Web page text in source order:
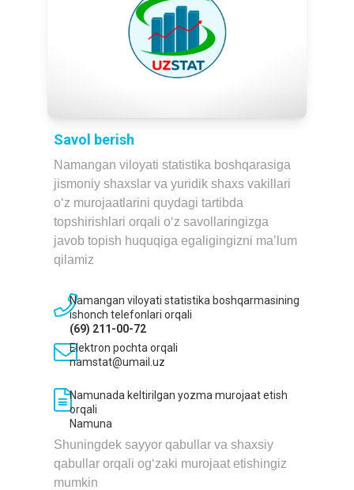
Savol berish
Namangan viloyati statistika boshqarasiga
jismoniy shaxslar va yuridik shaxs vakillari
o‘z murojaatlarini quydagi tartibda
topshirishlari orqali o‘z savollaringizga
javob topish huquqiga egaligingizni ma’lum
qilamiz
Namangan viloyati statistika boshqarmasining
ishonch telefonlari orqali
(69) 211-00-72
Elektron pochta orqali
namstat@umail.uz
Namunada keltirilgan yozma murojaat etish
orqali
Namuna
Shuningdek sayyor qabullar va shaxsiy
qabullar orqali og‘zaki murojaat etishingiz
mumkin